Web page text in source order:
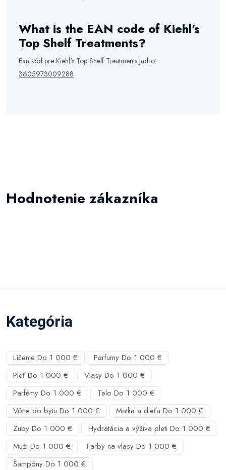
What is the EAN code of Kiehl's
Top Shelf Treatments?
Ean kód pre Kiehl's Top Shelf Treatments Jadro:
3605973009288
Hodnotenie zákazníka
Kategória
Líčenie Do 1 000 €
Parfumy Do 1 000 €
Pleť Do 1 000 €
Vlasy Do 1 000 €
Parfémy Do 1 000 €
Telo Do 1 000 €
Vône do bytu Do 1 000 €
Matka a dieťa Do 1 000 €
Zuby Do 1 000 €
Hydratácia a výživa pleti Do 1 000 €
Muži Do 1 000 €
Farby na vlasy Do 1 000 €
Šampóny Do 1 000 €